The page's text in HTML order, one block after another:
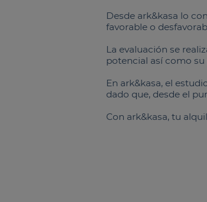
Desde ark&kasa lo
favorable o
La evaluación se
potencial así como
En ark&kasa, el
dado que, desde el
Con ark&kasa, tu